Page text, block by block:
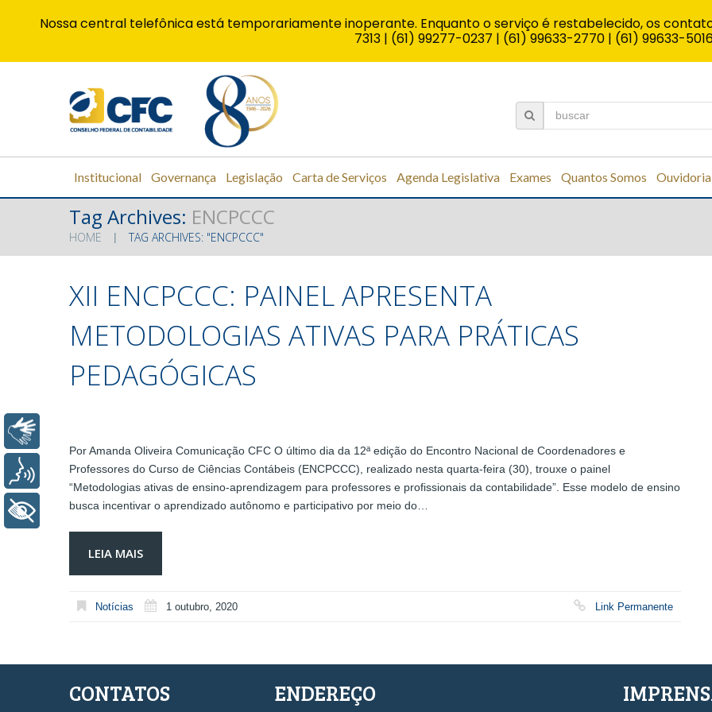
Institucional Governança Legislação Carta de Serviços Agenda Legislativa Exames Quantos Somos Ouvidoria
Tag Archives: ENCPCCC
HOME TAG ARCHIVES: "ENCPCCC"
XII ENCPCCC: PAINEL APRESENTA
METODOLOGIAS ATIVAS PARA PRÁTICAS
PEDAGÓGICAS
Por Amanda Oliveira Comunicação CFC O último dia da 12ª edição do Encontro Nacional de Coordenadores e
Professores do Curso de Ciências Contábeis (ENCPCCC), realizado nesta quarta-feira (30), trouxe o painel
“Metodologias ativas de ensino-aprendizagem para professores e profissionais da contabilidade”. Esse modelo de ensino
busca incentivar o aprendizado autônomo e participativo por meio do…
LEIA MAIS
Notícias 1 outubro, 2020 Link Permanente
CONTATOS ENDEREÇO
Nossa central telefônica está temporariamente inoperante. Enquanto o serviço é restabelecido, os
7313 | (61) 99277-0237 | (61) 99633-2770 | (61) 99633-
Voz
+ Acessibilidade